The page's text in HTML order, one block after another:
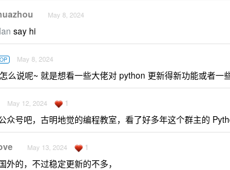
May 8, 2024
say hi
OP May 8, 2024
怎么说呢~ 就是想看一些大佬对 python 更新得新功能或者一
May 12, 2024 1
众号吧，古明地觉的编程教室，看了好多年这个群主的
May 13, 2024 1
外的，不过稳定更新的不多，